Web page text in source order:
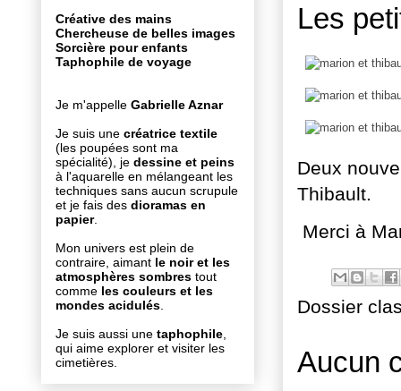
Les
Deux
Thibault.
Merci à
Dossier
Aucun
Créative des mains
Chercheuse de belles images
Sorcière pour enfants
Taphophile de voyage
Je m'appelle Gabrielle Aznar
Je suis une créatrice textile
(les poupées sont ma
spécialité), je dessine et peins
à l'aquarelle en mélangeant les
techniques sans aucun scrupule
et je fais des dioramas en
papier.
Mon univers est plein de
contraire, aimant le noir et les
atmosphères sombres tout
comme les couleurs et les
mondes acidulés
Je suis aussi une taphophile
qui aime explorer et visiter les
cimetières.